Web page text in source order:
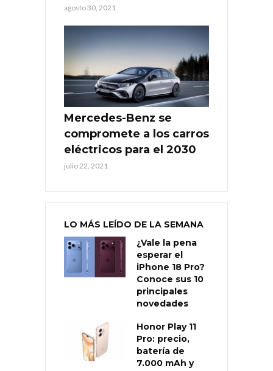
agosto 30, 2021
Mercedes-Benz se
compromete a los carros
eléctricos para el 2030
julio 22, 2021
LO MÁS LEÍDO DE LA SEMANA
¿Vale la pena
esperar el
iPhone 18 Pro?
Conoce sus 10
principales
novedades
Honor Play 11
Pro: precio,
batería de
7.000 mAh y